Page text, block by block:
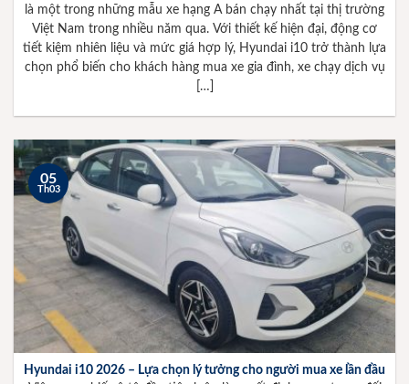
là một trong những mẫu xe hạng A bán chạy nhất tại thị trường
Việt Nam trong nhiều năm qua. Với thiết kế hiện đại, động cơ
tiết kiệm nhiên liệu và mức giá hợp lý, Hyundai i10 trở thành lựa
chọn phổ biến cho khách hàng mua xe gia đình, xe chạy dịch vụ
[…]
Hyundai i10 2026 – Lựa chọn lý tưởng cho người mua xe lần đầu
05
Th03